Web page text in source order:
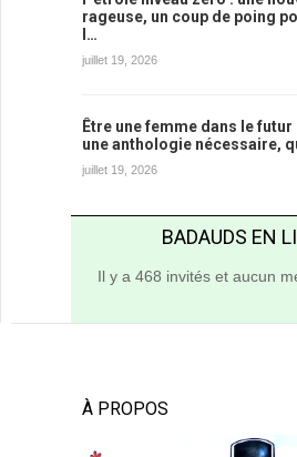
rageuse, un coup de poing
l…
juillet 19, 2026
Être une femme dans le
une anthologie nécessaire,
juillet 19, 2026
BADAUDS EN
Il y a 468 invités et aucun
À PROPOS